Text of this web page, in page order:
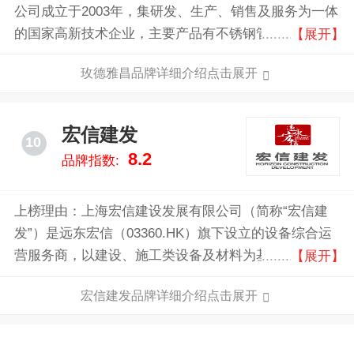
公司成立于2003年，集研发、生产、销售及服务为一体
的国家高新技术企业，主要产品有不锈钢管材、管件、
等，业务涵盖水务、燃气、消防、暖通等领域，为客户
方案，中国地标性建筑均在使用雅昌产品。
【展开】
玫德雅昌品牌详细介绍点击展开
10 宏信建发
品牌指数: 8.2
上榜理由：上海宏信建设发展有限公司（简称“宏信建
发”）是远东宏信（03360.HK）旗下设立的设备综合运
营服务商，以建设、施工类设备及材料为基础，致力于
多产品线的布局，覆盖全国的运营网络及复合经营能
【展开】
宏信建发品牌详细介绍点击展开